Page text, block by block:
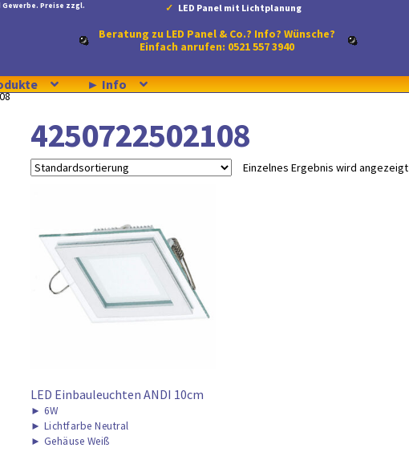
Preise zzgl.
LED Panel mit Lichtplanung
Beratung zu LED Panel & Co.? Info? Wünsche?
Einfach anrufen: 0521 557 3940
► Info
4250722502108
Einzelnes Ergebnis wird angezeigt
LED Einbauleuchten ANDI 10cm
► 6W
► Lichtfarbe Neutral
► Gehäuse Weiß